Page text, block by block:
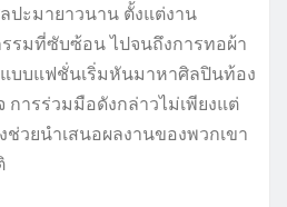
ปะมายาวนาน ตั้งแต่งาน
รมที่ซับซ้อน ไปจนถึงการทอผ้า
บบแฟชั่นเริ่มหันมาหาศิลปินท้อง
การร่วมมือดังกล่าวไม่เพียงแต่
วยนำเสนอผลงานของพวกเขา